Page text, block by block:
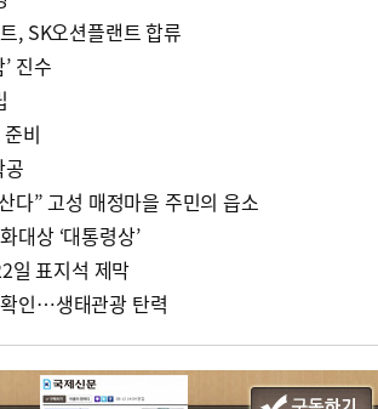
, SK오션플랜트 합류
진수
비
공
다” 고성 매정마을 주민의 읍소
대상 ‘대통령상’
일 표지석 제막
인…생태관광 탄력